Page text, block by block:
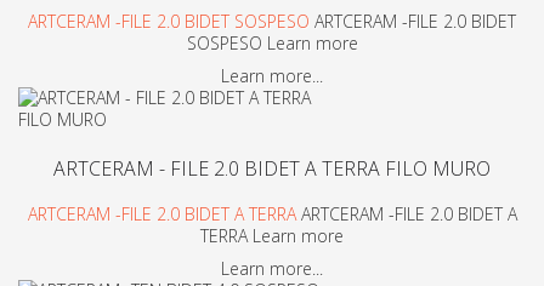
ARTCERAM -FILE 2.0 BIDET SOSPESO ARTCERAM -FILE 2.0 BIDET
SOSPESO Learn more
Learn more...
ARTCERAM - FILE 2.0 BIDET A TERRA FILO MURO
ARTCERAM -FILE 2.0 BIDET A TERRA ARTCERAM -FILE 2.0 BIDET A
TERRA Learn more
Learn more...